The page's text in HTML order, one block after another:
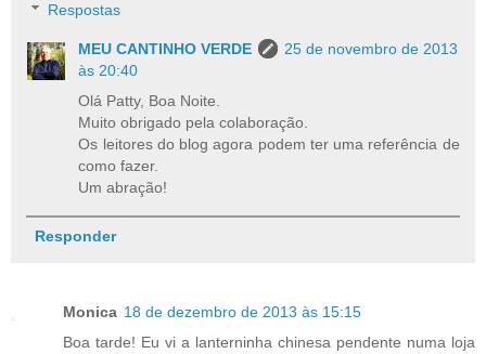
Respostas
MEU CANTINHO VERDE
25 de novembro de 2013
às 20:40
Olá Patty, Boa Noite.
Muito obrigado pela colaboração.
Os leitores do blog agora podem ter uma referência de
como fazer.
Um abração!
Responder
Monica 18 de dezembro de 2013 às 15:15
Boa tarde! Eu vi a lanterninha chinesa pendente numa loja